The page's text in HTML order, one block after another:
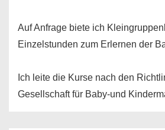
Auf Anfrage biete ich
Einzelstunden zum Erlernen der
Ich leite die Kurse nach den
Gesellschaft für Baby-und